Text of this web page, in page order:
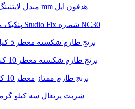
مبدل لایتنینگ به جک 3.5 mm هدفون اپل
پنکیک مک فیکس مدل Studio Fix شماره NC30
برنج طارم شکسته معطر 5 کیلوگرمی آذوقه
برنج طارم شکسته معطر 10 کیلوگرمی آذوقه
برنج طارم ممتاز معطر 10 کیلویی آذوقه
شربت پرتغال سه کیلو